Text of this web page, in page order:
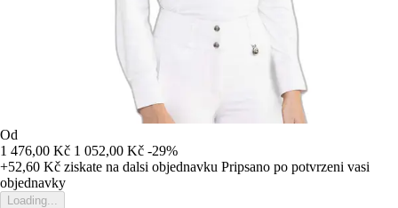
Od
1 476,00 Kč 1 052,00 Kč -29%
+52,60 Kč ziskate na dalsi objednavku Pripsano po potvrzeni vasi
objednavky
Loading...